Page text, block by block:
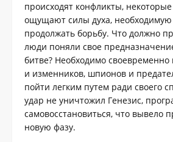
происходят конфликты,
ощущают силы духа, необходимую
продолжать борьбу. Что должно
люди поняли свое
битве? Необходимо своевременно
и изменников, шпионов и
пойти легким путем ради своего
удар не уничтожил Генезис,
самовосстановиться, что вывело
новую фазу.